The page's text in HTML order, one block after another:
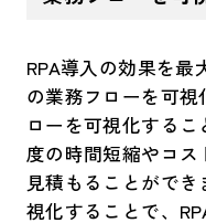
RPA導入の効果を
の業務フローを可
ローを可視化する
度の時間短縮やコ
見積もることがで
視化することで、